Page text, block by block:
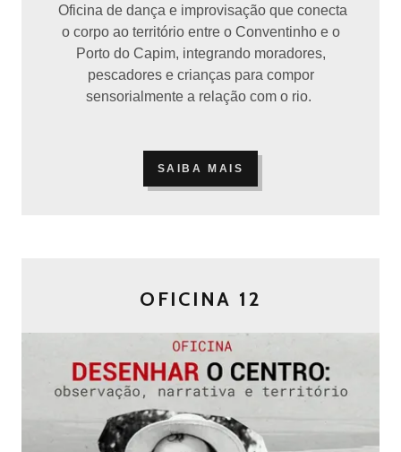
Oficina de dança e improvisação que conecta
o corpo ao território entre o Conventinho e o
Porto do Capim, integrando moradores,
pescadores e crianças para compor
sensorialmente a relação com o rio.
SAIBA MAIS
OFICINA 12